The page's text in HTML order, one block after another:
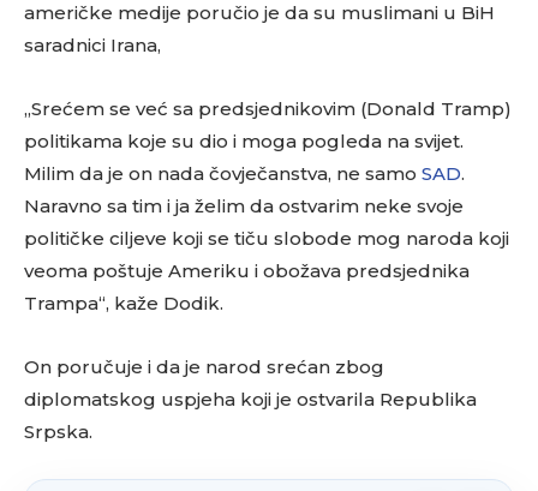
američke medije poručio je da su muslimani u BiH
saradnici Irana,
„Srećem se već sa predsjednikovim (Donald Tramp)
politikama koje su dio i moga pogleda na svijet.
Milim da je on nada čovječanstva, ne samo SAD.
Naravno sa tim i ja želim da ostvarim neke svoje
političke ciljeve koji se tiču slobode mog naroda koji
veoma poštuje Ameriku i obožava predsjednika
Trampa“, kaže Dodik.
On poručuje i da je narod srećan zbog
diplomatskog uspjeha koji je ostvarila Republika
Srpska.